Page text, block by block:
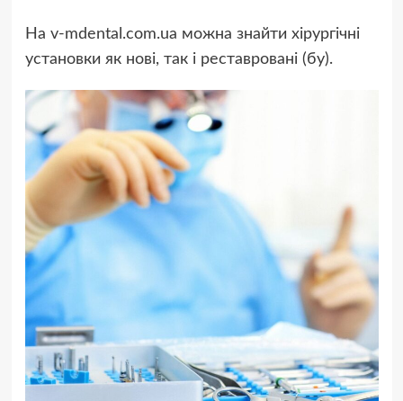
На v‑mdental.com.ua можна знайти хірургічні
установки як нові, так і реставровані (бу).